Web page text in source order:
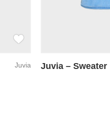
Juvia Juvia – Sweater